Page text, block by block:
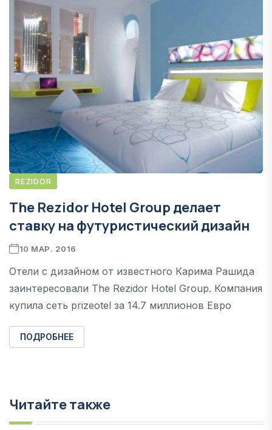
REZIDOR
The Rezidor Hotel Group делает
ставку на футуристический дизайн
10 МАР. 2016
Отели с дизайном от известного Карима Рашида
заинтересовали The Rezidor Hotel Group. Компания
купила сеть prizeotel за 14.7 миллионов Евро
ПОДРОБНЕЕ
Читайте также